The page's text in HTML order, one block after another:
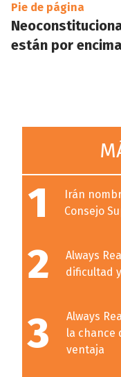
Pie de página
están por
1
Irán
Consejo
2
Always
dificultad
3
Always
la chance
ventaja